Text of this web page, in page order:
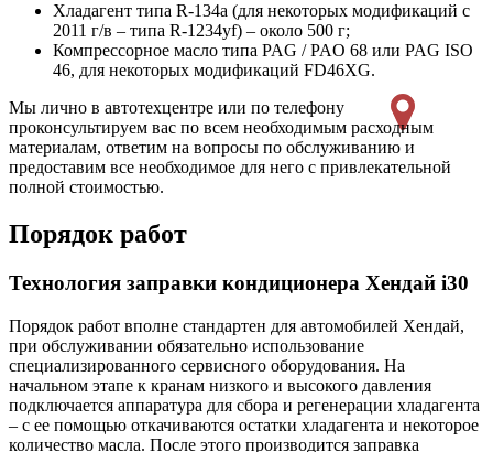
Хладагент типа R-134a (для некоторых модификаций с
2011 г/в – типа R-1234yf) – около 500 г;
Компрессорное масло типа PAG / PAO 68 или PAG ISO
46, для некоторых модификаций FD46XG.
Мы лично в автотехцентре или по телефону
проконсультируем вас по всем необходимым расходным
материалам, ответим на вопросы по обслуживанию и
предоставим все необходимое для него с привлекательной
полной стоимостью.
Порядок работ
Технология заправки кондиционера Хендай i30
Порядок работ вполне стандартен для автомобилей Хендай,
при обслуживании обязательно использование
специализированного сервисного оборудования. На
начальном этапе к кранам низкого и высокого давления
подключается аппаратура для сбора и регенерации хладагента
– с ее помощью откачиваются остатки хладагента и некоторое
количество масла. После этого производится заправка